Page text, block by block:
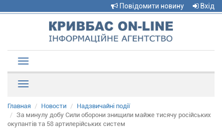
Повідомити новину Вхід
navigation
Главная Новости
Надзвичайні події
За минулу добу Сили оборони знищили майже тисячу російських
окупантів та 58 артилерійських систем